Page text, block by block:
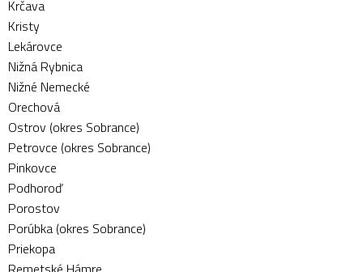
Krčava
Kristy
Lekárovce
Nižná Rybnica
Nižné Nemecké
Orechová
Ostrov (okres Sobrance)
Petrovce (okres Sobrance)
Pinkovce
Podhoroď
Porostov
Porúbka (okres Sobrance)
Priekopa